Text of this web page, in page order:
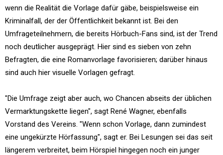
wenn die Realität die Vorlage dafür gäbe, beispielsweise ein
Kriminalfall, der der Öffentlichkeit bekannt ist. Bei den
Umfrageteilnehmern, die bereits Hörbuch-Fans sind, ist der Trend
noch deutlicher ausgeprägt. Hier sind es sieben von zehn
Befragten, die eine Romanvorlage favorisieren; darüber hinaus
sind auch hier visuelle Vorlagen gefragt.
"Die Umfrage zeigt aber auch, wo Chancen abseits der üblichen
Vermarktungskette liegen", sagt René Wagner, ebenfalls
Vorstand des Vereins. "Wenn schon Vorlage, dann zumindest
eine ungekürzte Hörfassung", sagt er. Bei Lesungen sei das seit
längerem verbreitet, beim Hörspiel hingegen noch ein junger